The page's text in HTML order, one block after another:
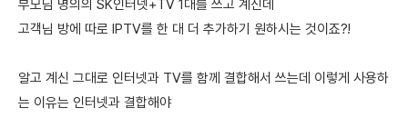
부모님 명의의 SK인터넷+TV 1대를 쓰고 계신데
고객님 방에 따로 IPTV를 한 대 더 추가하기 원하시는 것이죠?!
알고 계신 그대로 인터넷과 TV를 함께 결합해서 쓰는데 이렇게 사용하
는 이유는 인터넷과 결합해야